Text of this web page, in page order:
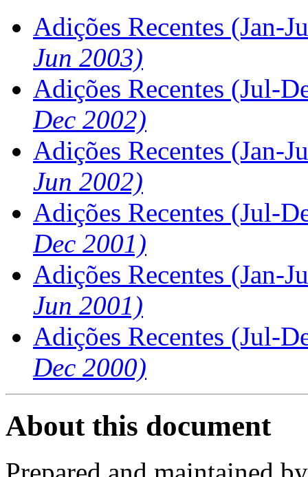
Adições Recentes (Jan-
Jun 2003)
Adições Recentes (Jul-
Dec 2002)
Adições Recentes (Jan-
Jun 2002)
Adições Recentes (Jul-
Dec 2001)
Adições Recentes (Jan-
Jun 2001)
Adições Recentes (Jul-
Dec 2000)
About this document